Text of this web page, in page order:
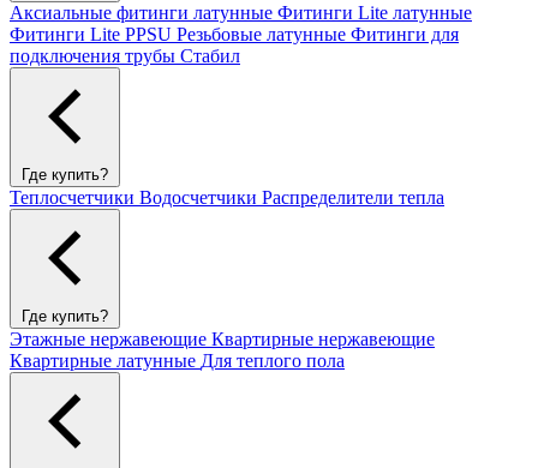
Аксиальные фитинги латунные Фитинги Lite латунные
Фитинги Lite PPSU Резьбовые латунные Фитинги для
подключения трубы Стабил
Где купить?
Теплосчетчики Водосчетчики Распределители тепла
Где купить?
Этажные нержавеющие Квартирные нержавеющие
Квартирные латунные Для теплого пола